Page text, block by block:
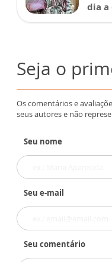
dia a
Seja o
Os comentários e
seus autores e não
Seu nome
Seu e-mail
Seu comentário